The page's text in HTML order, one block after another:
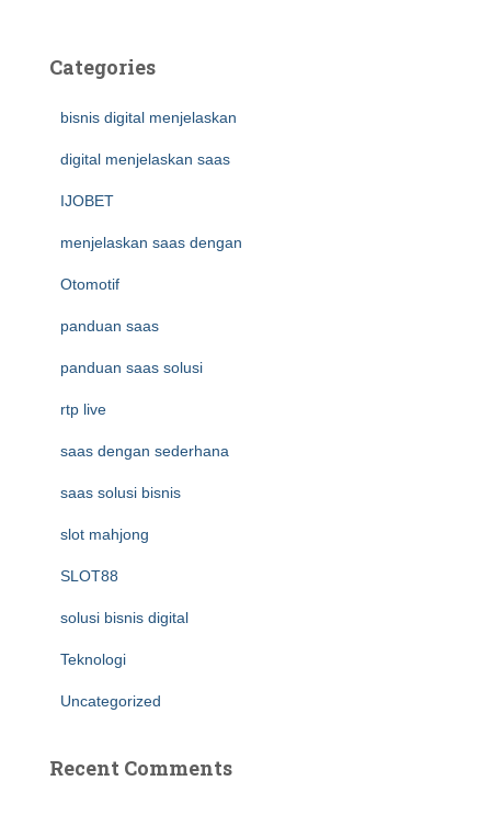
Categories
bisnis digital menjelaskan
digital menjelaskan saas
IJOBET
menjelaskan saas dengan
Otomotif
panduan saas
panduan saas solusi
rtp live
saas dengan sederhana
saas solusi bisnis
slot mahjong
SLOT88
solusi bisnis digital
Teknologi
Uncategorized
Recent Comments